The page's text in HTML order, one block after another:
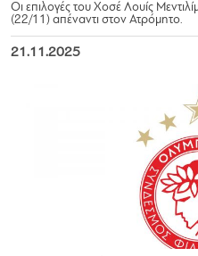
Οι επιλογές του Χοσέ Λουίς
(22/11) απέναντι στον Ατρόμητο.
21.11.2025